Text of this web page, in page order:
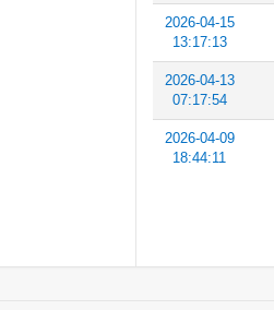
2026-04-15
13:17:13
2026-04-13
07:17:54
2026-04-09
18:44:11